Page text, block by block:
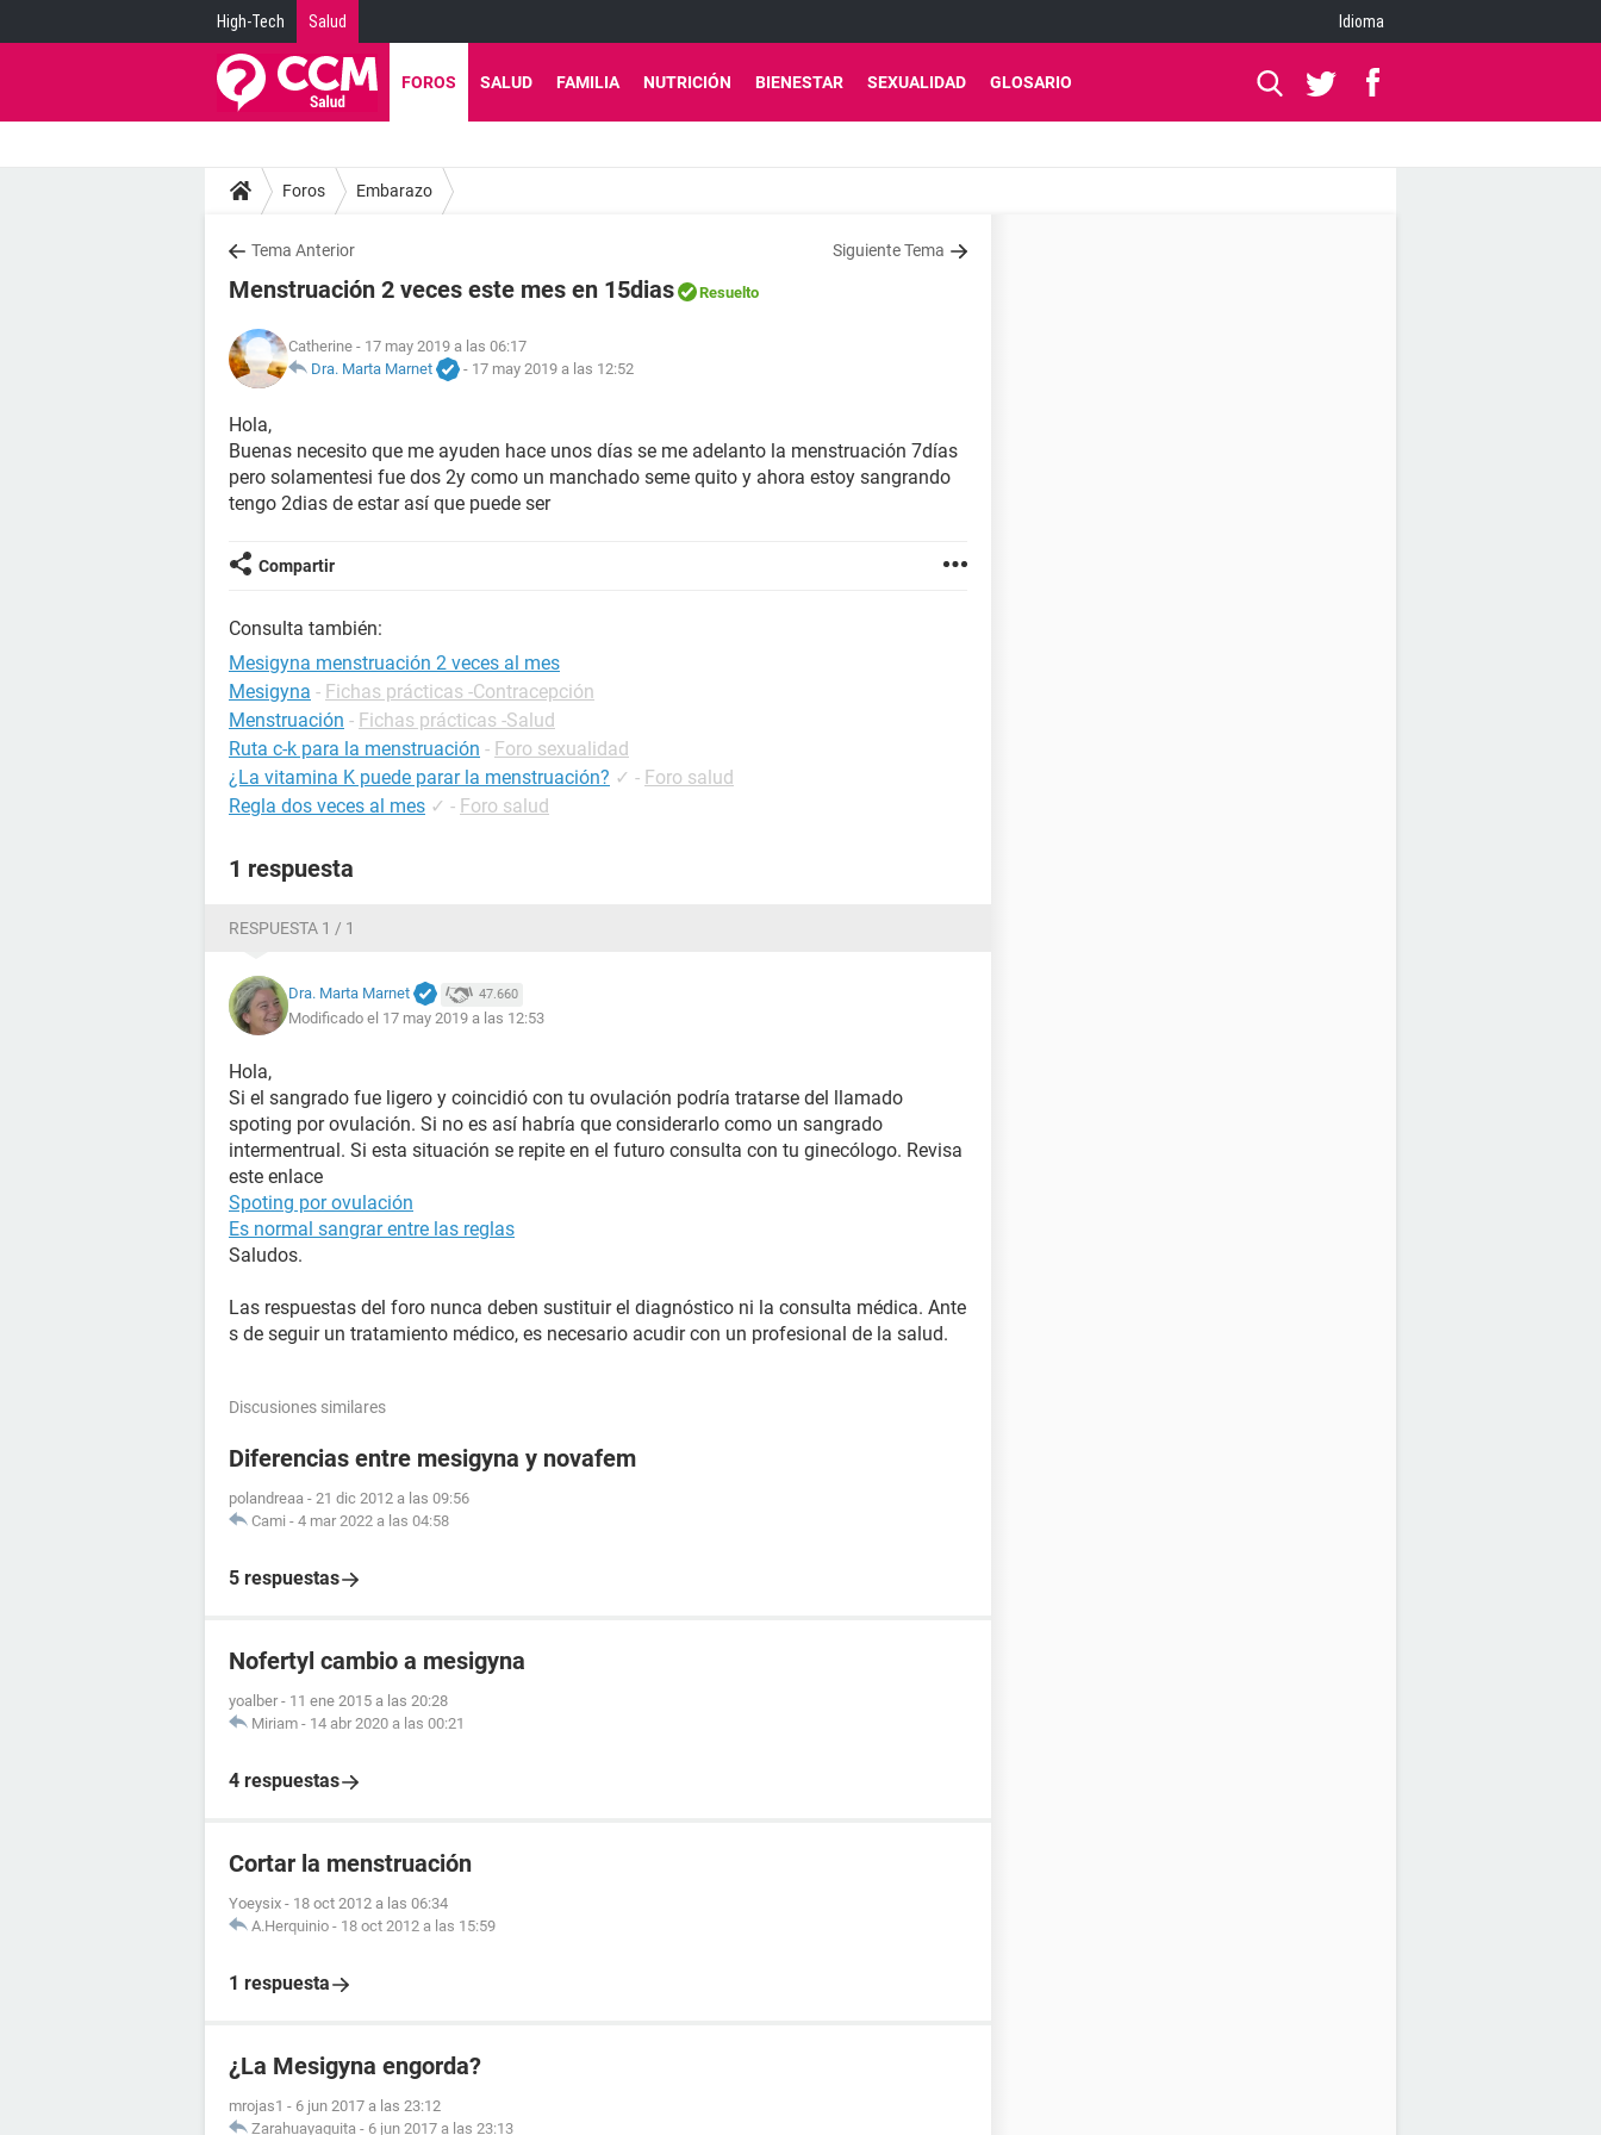
High-Tech Salud Idioma
FOROS SALUD FAMILIA NUTRICIÓN BIENESTAR SEXUALIDAD GLOSARIO
Foros Embarazo
Tema Anterior Siguiente Tema
Menstruación 2 veces este mes en 15dias Resuelto
Catherine - 17 may 2019 a las 06:17
Dra. Marta Marnet
- 17 may 2019 a las 12:52
Hola,
Buenas necesito que me ayuden hace unos días se me adelanto la menstruación 7días
pero solamentesi fue dos 2y como un manchado seme quito y ahora estoy sangrando
tengo 2dias de estar así que puede ser
Compartir
Consulta también:
Mesigyna menstruación 2 veces al mes
Mesigyna - Fichas prácticas -Contracepción
Menstruación - Fichas prácticas -Salud
Ruta c-k para la menstruación - Foro sexualidad
¿La vitamina K puede parar la menstruación? ✓ - Foro salud
Regla dos veces al mes ✓ - Foro salud
1 respuesta
RESPUESTA 1 / 1
Dra. Marta Marnet 47.660
Modificado el 17 may 2019 a las 12:53
Hola,
Si el sangrado fue ligero y coincidió con tu ovulación podría tratarse del llamado
spoting por ovulación. Si no es así habría que considerarlo como un sangrado
intermentrual. Si esta situación se repite en el futuro consulta con tu ginecólogo. Revisa
este enlace
Spoting por ovulación
Es normal sangrar entre las reglas
Saludos.
Las respuestas del foro nunca deben sustituir el diagnóstico ni la consulta médica. Ante
s de seguir un tratamiento médico, es necesario acudir con un profesional de la salud.
Discusiones similares
Diferencias entre mesigyna y novafem
polandreaa - 21 dic 2012 a las 09:56
Cami - 4 mar 2022 a las 04:58
5 respuestas
Nofertyl cambio a mesigyna
yoalber - 11 ene 2015 a las 20:28
Miriam - 14 abr 2020 a las 00:21
4 respuestas
Cortar la menstruación
Yoeysix - 18 oct 2012 a las 06:34
A.Herquinio - 18 oct 2012 a las 15:59
1 respuesta
¿La Mesigyna engorda?
mrojas1 - 6 jun 2017 a las 23:12
Zarahuayaquita - 6 jun 2017 a las 23:13